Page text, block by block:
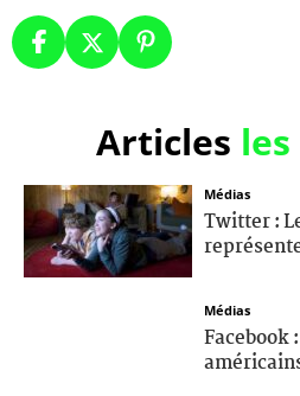
Articles
Médias
Twitter :
Médias
Facebook